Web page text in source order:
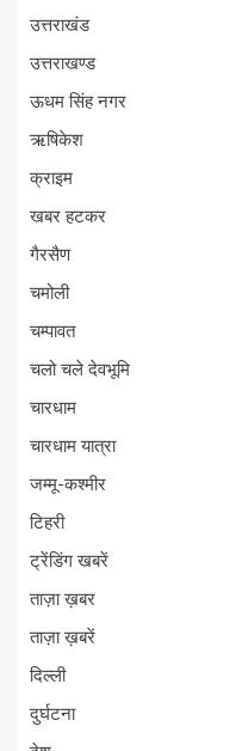
उत्तराखंड
उत्तराखण्ड
ऊधम सिंह नगर
ऋषिकेश
क्राइम
खबर हटकर
गैरसैण
चमोली
चम्पावत
चलो चले देवभूमि
चारधाम
चारधाम यात्रा
जम्मू-कश्मीर
टिहरी
ट्रेंडिंग खबरें
ताज़ा ख़बर
ताज़ा ख़बरें
दिल्ली
दुर्घटना